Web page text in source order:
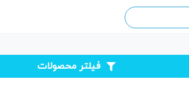
فیلتر محصولات